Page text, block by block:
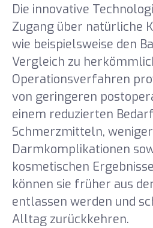
Die innovative
Zugang über natürliche
wie beispielsweise den
Vergleich zu
Operationsverfahren
von geringeren
einem reduzierten
Schmerzmitteln, weniger
Darmkomplikationen
kosmetischen
können sie früher aus
entlassen werden und
Alltag zurückkehren.